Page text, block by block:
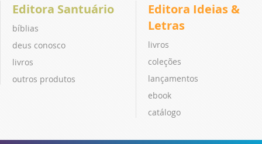
Editora Santuário
bíblias
deus conosco
livros
outros produtos
Editora Ideias &
Letras
livros
coleções
lançamentos
ebook
catálogo